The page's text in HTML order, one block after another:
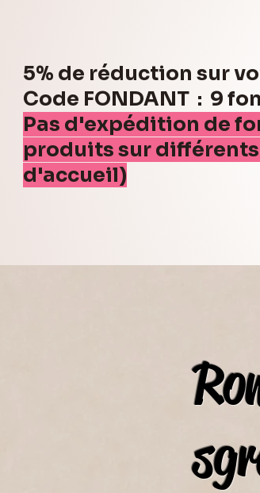
5% de réduction sur
Code FONDANT : 9
Pas d'expédition de
produits sur
d'accueil)